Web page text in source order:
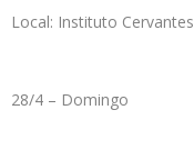
Local: Instituto Cervantes
28/4 – Domingo